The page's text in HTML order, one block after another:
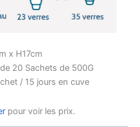
x H17cm
20 Sachets de 500G
/ 15 jours en cuve
pour voir les prix.